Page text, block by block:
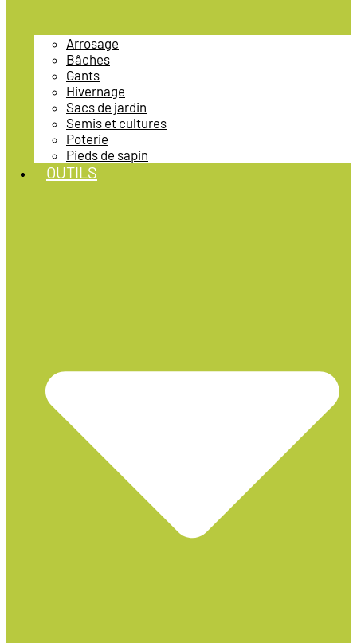
Arrosage
Bâches
Gants
Hivernage
Sacs de jardin
Semis et cultures
Poterie
Pieds de sapin
OUTILS